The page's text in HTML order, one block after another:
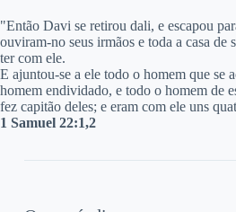
"Então Davi se retirou dali, e escapou
ouviram-no seus irmãos e toda a casa de
ter com ele.
E ajuntou-se a ele todo o homem que se
homem endividado, e todo o homem de
fez capitão deles; e eram com ele uns
1 Samuel 22:1,2